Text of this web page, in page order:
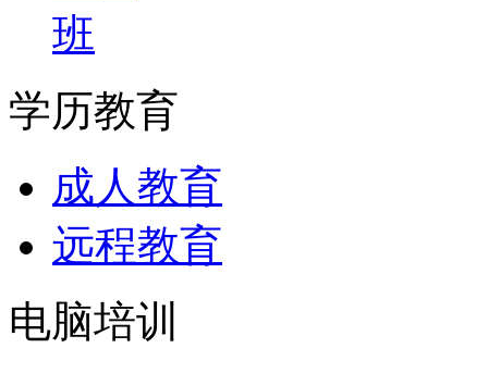
班
学历教育
成人教育
远程教育
电脑培训